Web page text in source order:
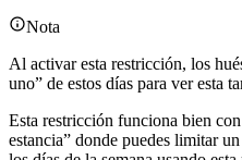
Nota
Al activar esta restricción, los
uno” de estos días para ver esta
Esta restricción funciona bien
estancia” donde puedes limitar